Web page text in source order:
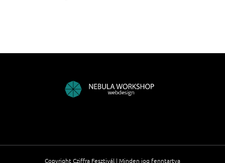
Copyright Cziffra Fesztivál | Minden jog fenntartva